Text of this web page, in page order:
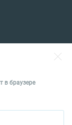
в браузере